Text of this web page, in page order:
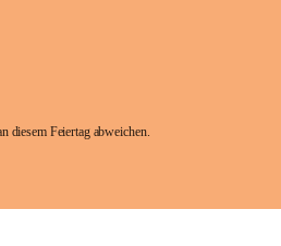
diesem Feiertag abweichen.